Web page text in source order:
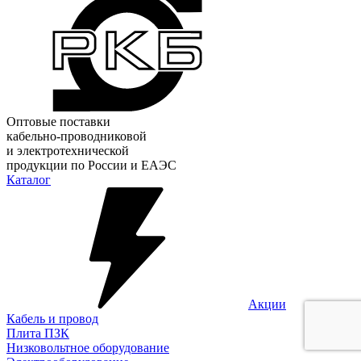
Оптовые поставки
кабельно-проводниковой
и электротехнической
продукции по России и ЕАЭС
Каталог
Акции
Кабель и провод
Плита ПЗК
Низковольтное оборудование